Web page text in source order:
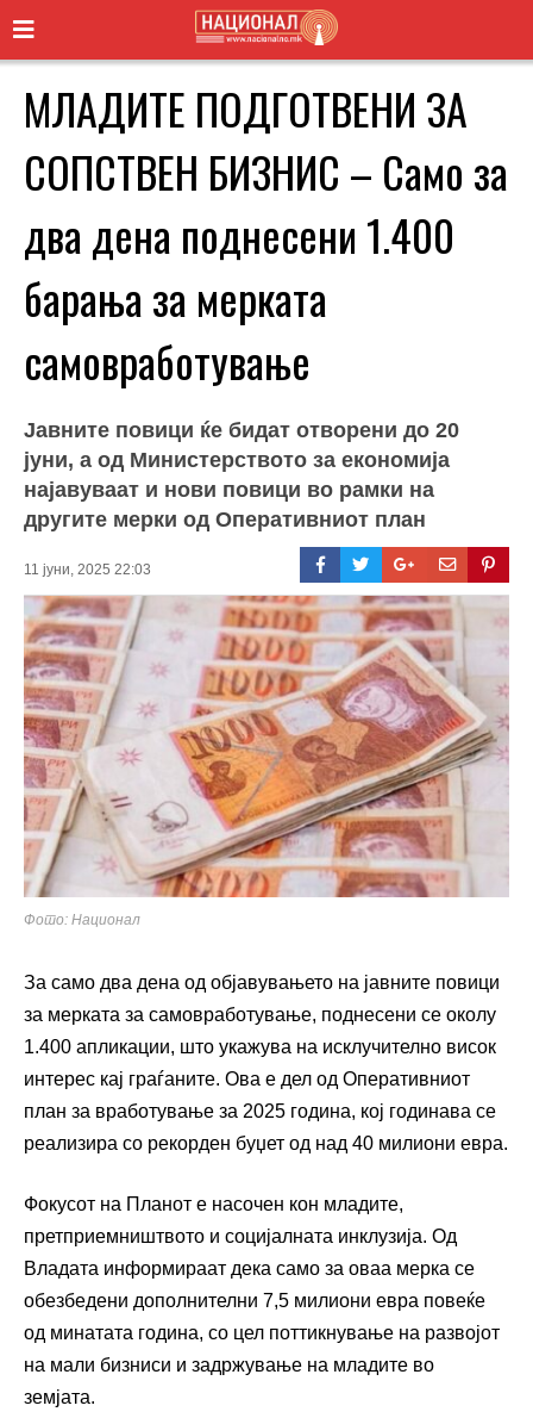
МЛАДИТЕ ПОДГОТВЕНИ ЗА
СОПСТВЕН БИЗНИС – Само за
два дена поднесени 1.400
барања за мерката
самовработување
Јавните повици ќе бидат отворени до 20
јуни, а од Министерството за економија
најавуваат и нови повици во рамки на
другите мерки од Оперативниот план
11 јуни, 2025 22:03
Фото: Национал
За само два дена од објавувањето на јавните повици
за мерката за самовработување, поднесени се околу
1.400 апликации, што укажува на исклучително висок
интерес кај граѓаните. Ова е дел од Оперативниот
план за вработување за 2025 година, кој годинава се
реализира со рекорден буџет од над 40 милиони евра.
Фокусот на Планот е насочен кон младите,
претприемништвото и социјалната инклузија. Од
Владата информираат дека само за оваа мерка се
обезбедени дополнителни 7,5 милиони евра повеќе
од минатата година, со цел поттикнување на развојот
на мали бизниси и задржување на младите во
земјата.